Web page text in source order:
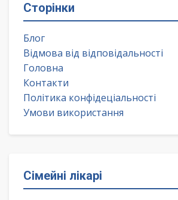
Сторінки
Блог
Відмова від відповідальності
Головна
Контакти
Політика конфідеціальності
Умови використання
Сімейні лікарі